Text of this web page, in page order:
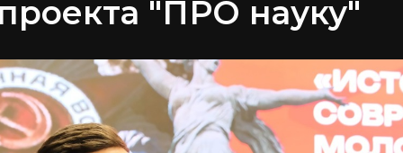
"ПРО науку"